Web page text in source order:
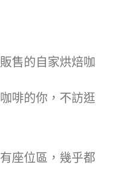
售的自家烘焙咖
啡的你，不訪逛
座位區，幾乎都